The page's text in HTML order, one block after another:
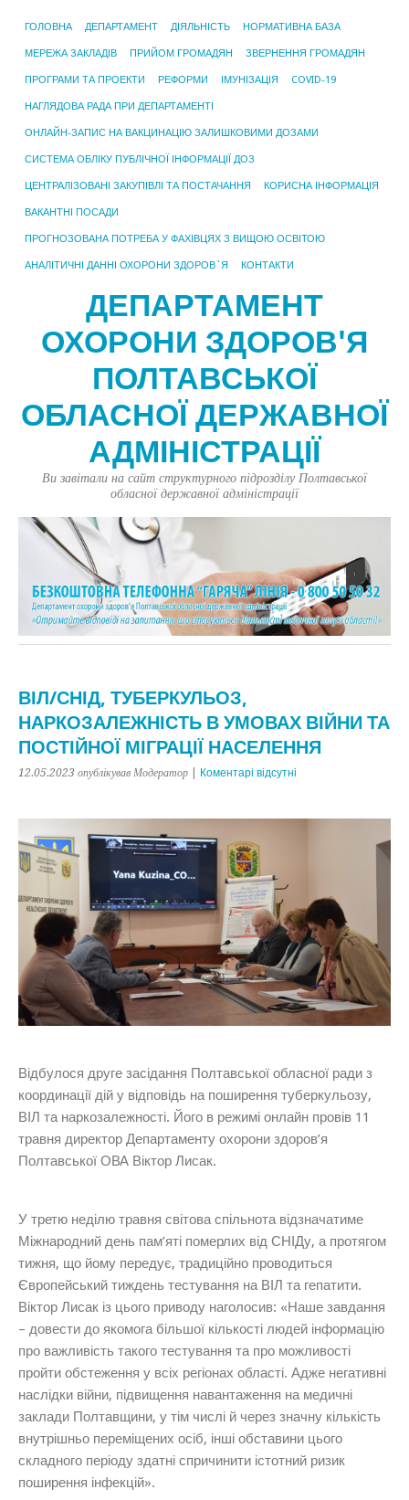
ГОЛОВНА ДЕПАРТАМЕНТ ДІЯЛЬНІСТЬ НОРМАТИВНА БАЗА
МЕРЕЖА ЗАКЛАДІВ ПРИЙОМ ГРОМАДЯН ЗВЕРНЕННЯ ГРОМАДЯН
ПРОГРАМИ ТА ПРОЕКТИ РЕФОРМИ ІМУНІЗАЦІЯ COVID-19
НАГЛЯДОВА РАДА ПРИ ДЕПАРТАМЕНТІ
ОНЛАЙН-ЗАПИС НА ВАКЦИНАЦІЮ ЗАЛИШКОВИМИ ДОЗАМИ
СИСТЕМА ОБЛІКУ ПУБЛІЧНОЇ ІНФОРМАЦІЇ ДОЗ
ЦЕНТРАЛІЗОВАНІ ЗАКУПІВЛІ ТА ПОСТАЧАННЯ КОРИСНА ІНФОРМАЦІЯ
ВАКАНТНІ ПОСАДИ
ПРОГНОЗОВАНА ПОТРЕБА У ФАХІВЦЯХ З ВИЩОЮ ОСВІТОЮ
АНАЛІТИЧНІ ДАННІ ОХОРОНИ ЗДОРОВ`Я КОНТАКТИ
ДЕПАРТАМЕНТ
ОХОРОНИ ЗДОРОВ'Я
ПОЛТАВСЬКОЇ
ОБЛАСНОЇ ДЕРЖАВНОЇ
АДМІНІСТРАЦІЇ
Ви завітали на сайт структурного підрозділу Полтавської
обласної державної адміністрації
ВІЛ/СНІД, ТУБЕРКУЛЬОЗ,
НАРКОЗАЛЕЖНІСТЬ В УМОВАХ ВІЙНИ ТА
ПОСТІЙНОЇ МІГРАЦІЇ НАСЕЛЕННЯ
12.05.2023 опублікував Модератор Коментарі відсутні
Відбулося друге засідання Полтавської обласної ради з
координації дій у відповідь на поширення туберкульозу,
ВІЛ та наркозалежності. Його в режимі онлайн провів 11
травня директор Департаменту охорони здоров’я
Полтавської ОВА Віктор Лисак.
У третю неділю травня світова спільнота відзначатиме
Міжнародний день пам’яті померлих від СНІДу, а протягом
тижня, що йому передує, традиційно проводиться
Європейський тиждень тестування на ВІЛ та гепатити.
Віктор Лисак із цього приводу наголосив: «Наше завдання
– довести до якомога більшої кількості людей інформацію
про важливість такого тестування та про можливості
пройти обстеження у всіх регіонах області. Адже негативні
наслідки війни, підвищення навантаження на медичні
заклади Полтавщини, у тім числі й через значну кількість
внутрішньо переміщених осіб, інші обставини цього
складного періоду здатні спричинити істотний ризик
поширення інфекцій».